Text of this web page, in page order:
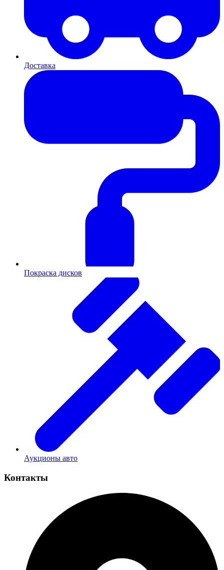
Доставка
Покраска дисков
Аукционы авто
Контакты